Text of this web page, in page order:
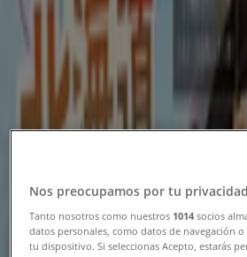
新潟市のTiendeo
レストランの新潟市チラシ
8月5日（水）スタート！デ
ます！
8/19 日まで有効新潟市
Nos preocupamos por tu privacidad
Tanto nosotros como nuestros 1014 socios
datos personales, como datos de navegación
tu dispositivo. Si seleccionas Acepto, estarás